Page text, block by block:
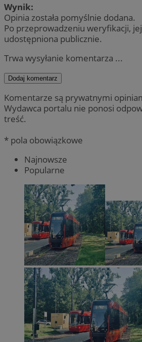
Wynik:
Opinia została pomyślnie dodana.
Po przeprowadzeniu weryfikacji,
udostępniona publicznie.
Trwa wysyłanie komentarza ...
Dodaj komentarz
Komentarze są prywatnymi
Wydawca portalu nie ponosi
treść.
* pola obowiązkowe
Najnowsze
Popularne